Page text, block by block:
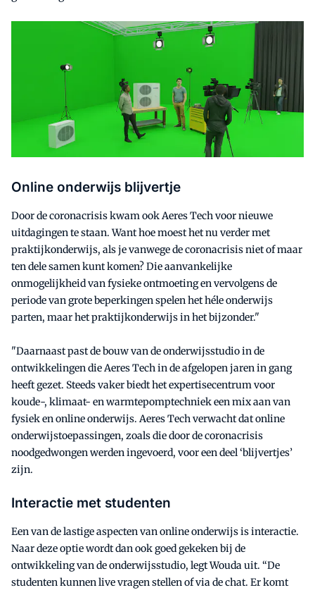
Online onderwijs blijvertje
Door de coronacrisis kwam ook Aeres Tech voor nieuwe
uitdagingen te staan. Want hoe moest het nu verder met
praktijkonderwijs, als je vanwege de coronacrisis niet of maar
ten dele samen kunt komen? Die aanvankelijke
onmogelijkheid van fysieke ontmoeting en vervolgens de
periode van grote beperkingen spelen het héle onderwijs
parten, maar het praktijkonderwijs in het bijzonder."
"Daarnaast past de bouw van de onderwijsstudio in de
ontwikkelingen die Aeres Tech in de afgelopen jaren in gang
heeft gezet. Steeds vaker biedt het expertisecentrum voor
koude-, klimaat- en warmtepomptechniek een mix aan van
fysiek en online onderwijs. Aeres Tech verwacht dat online
onderwijstoepassingen, zoals die door de coronacrisis
noodgedwongen werden ingevoerd, voor een deel ‘blijvertjes’
zijn.
Interactie met studenten
Een van de lastige aspecten van online onderwijs is interactie.
Naar deze optie wordt dan ook goed gekeken bij de
ontwikkeling van de onderwijsstudio, legt Wouda uit. “De
studenten kunnen live vragen stellen of via de chat. Er komt